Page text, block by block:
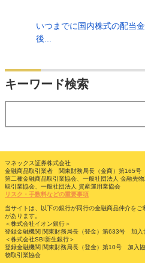
いつまでに国内株式の配当
後...
キーワード検索
マネックス証券株式会社
金融商品取引業者 関東財務局長（金商）第165号
第二種金融商品取引業協会、一般社団法人 金融先
取引業協会、一般社団法人 資産運用業協会
リスク・手数料などの重要事項
当サイトは、以下の銀行が同行の金融商品仲介を
があります。
＜株式会社イオン銀行＞
登録金融機関 関東財務局長（登金）第633号 加入
＜株式会社SBI新生銀行＞
登録金融機関 関東財務局長（登金）第10号 加入
物取引業協会